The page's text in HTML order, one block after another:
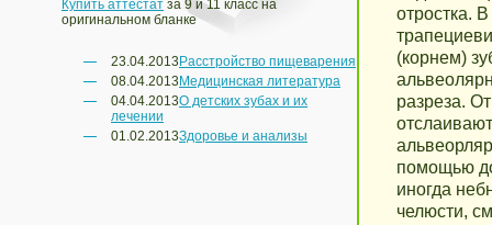
Купить аттестат за 9 и 11 класс на
оригинальном бланке
23.04.2013 Расстройство пищеварения
08.04.2013 Медицинская литература
04.04.2013О детских зубах и их
лечении
01.02.2013Здоровье и анализы
отростка.
(корнем)
разреза.
помощью
иногда
челюсти,